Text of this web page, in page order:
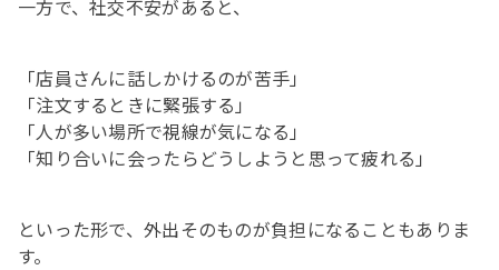
一方で、社交不安があると、
「店員さんに話しかけるのが苦手」
「注文するときに緊張する」
「人が多い場所で視線が気になる」
「知り合いに会ったらどうしようと思って疲れる」
といった形で、外出そのものが負担になることもありま
す。